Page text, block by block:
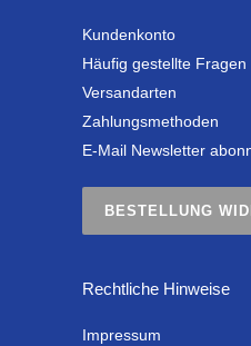
Kundenkonto
Häufig gestellte Fragen
Versandarten
Zahlungsmethoden
E-Mail Newsletter
BESTELLUNG
Rechtliche Hinweise
Impressum